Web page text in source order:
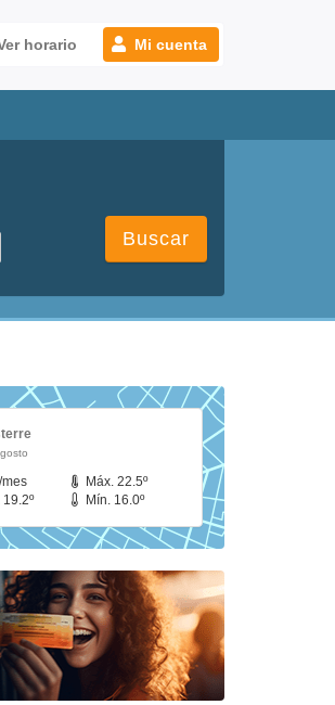
horario Mi cuenta
Buscar
Máx. 22.5º
Mín. 16.0º